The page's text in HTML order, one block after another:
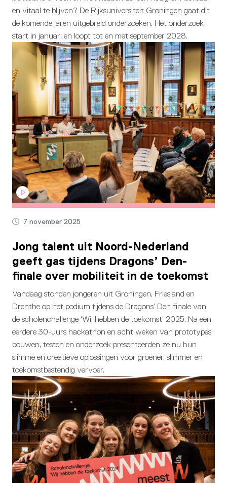
en vitaal te blijven? De Rijksuniversiteit Groningen gaat dit
de komende jaren uitgebreid onderzoeken. Het onderzoek
start in januari en loopt tot en met september 2028.
7 november 2025
Jong talent uit Noord-Nederland
geeft gas tijdens Dragons’ Den-
finale over mobiliteit in de toekomst
Vandaag stonden jongeren uit Groningen, Friesland en
Drenthe op het podium tijdens de Dragons’ Den finale van
de scholenchallenge ‘Wij hebben de toekomst’ 2025. Na een
eerdere 30-uurs hackathon en acht weken van prototypes
bouwen, testen en onderzoek presenteerden ze nu hun
slimme en creatieve oplossingen voor groener, slimmer en
toekomstbestendig vervoer.